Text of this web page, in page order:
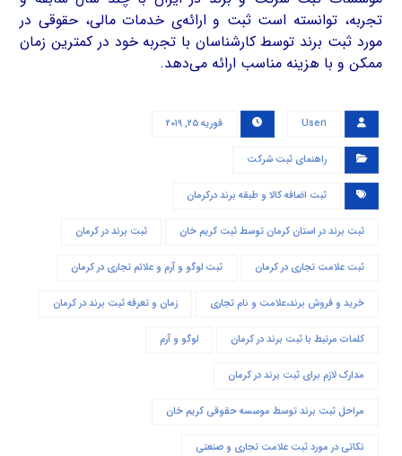
تجربه، توانسته است ثبت و ارائه‌ی خدمات مالی، حقوقی در
مورد ثبت برند توسط کارشناسان با تجربه خود در کمترین زمان
ممکن و با هزینه مناسب ارائه می‌دهد.
User۱ فوریه ۲۵, ۲۰۱۹
راهنمای ثبت شرکت
ثبت اضافه کالا و طبقه برند درکرمان
ثبت برند در استان کرمان توسط ثبت کریم خان ثبت برند در کرمان
ثبت علامت تجاری در کرمان ثبت لوگو و آرم و علائم تجاری در کرمان
خرید و فروش برند،علامت و نام تجاری زمان و تعرفه ثبت برند در کرمان
کلمات مرتبط با ثبت برند در کرمان لوگو و آرم
مدارک لازم برای ثبت برند در کرمان
مراحل ثبت برند توسط موسسه حقوقی کریم خان
نکاتی در مورد ثبت علامت تجاری و صنعتی